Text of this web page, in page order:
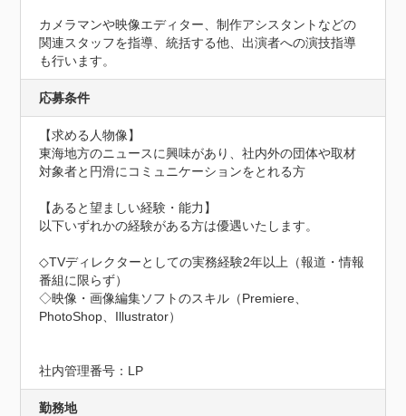
カメラマンや映像エディター、制作アシスタントなどの
関連スタッフを指導、統括する他、出演者への演技指導
も行います。
応募条件
【求める人物像】
東海地方のニュースに興味があり、社内外の団体や取材
対象者と円滑にコミュニケーションをとれる方
【あると望ましい経験・能力】
以下いずれかの経験がある方は優遇いたします。
◇TVディレクターとしての実務経験2年以上（報道・情報
番組に限らず）
◇映像・画像編集ソフトのスキル（Premiere、
PhotoShop、Illustrator）
社内管理番号：LP
勤務地